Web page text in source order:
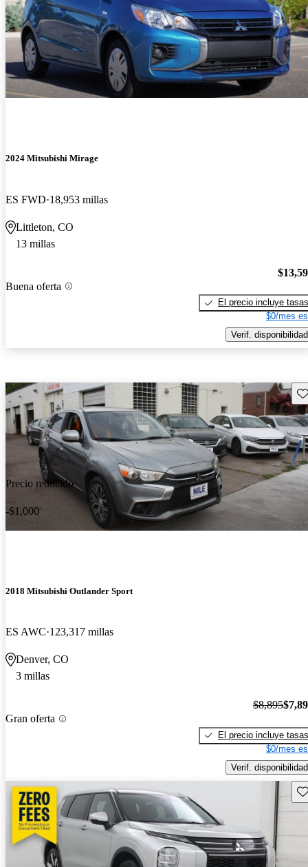
2024 Mitsubishi Mirage
ES FWD 18,953 millas
Littleton, CO
13 millas
Buena oferta
El precio incluye tasas
$0/mes
Verif. disponibilidad
Precio reducido
-$1,000
2018 Mitsubishi Outlander Sport
ES AWC 123,317 millas
Denver, CO
3 millas
Gran oferta
$8,895
El precio incluye tasas
$0/mes
Verif. disponibilidad